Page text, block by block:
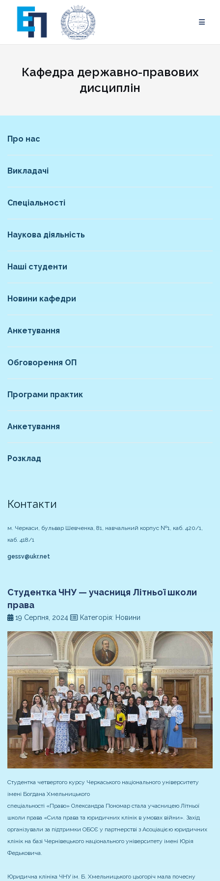
content
Кафедра державно-правових
дисциплін
Про нас
Викладачі
Спеціальності
Наукова діяльність
Наші студенти
Новини кафедри
Анкетування
Обговорення ОП
Програми практик
Анкетування
Розклад
Контакти
м. Черкаси, бульвар Шевченка, 81, навчальний корпус №1, каб. 420/1,
каб. 418/1
gessv@ukr.net
Студентка ЧНУ — учасниця Літньої школи
права
19 Серпня, 2024 Категорія: Новини
Студентка четвертого курсу Черкаського національного університету
імені Богдана Хмельницького
спеціальності «Право» Олександра Пономар стала учасницею Літньої
школи права «Сила права та юридичних клінік в умовах війни». Захід
організували за підтримки ОБСЄ у партнерстві з Асоціацією юридичних
клінік на базі Чернівецького національного університету імені Юрія
Федьковича.
Юридична клініка ЧНУ ім. Б. Хмельницького цьогоріч мала почесну